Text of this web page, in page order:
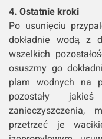
4. Ostatnie kroki
Po usunięciu
dokładnie wodą z
wszelkich
osuszmy go
plam wodnych na
pozostały
zanieczyszczenia,
przetrzeć je